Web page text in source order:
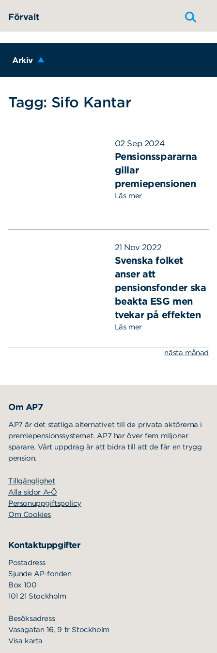
Förvalt
Arkiv
Tagg: Sifo Kantar
02 Sep 2024
Pensionsspararna
gillar
premiepensionen
Läs mer
21 Nov 2022
Svenska folket
anser att
pensionsfonder ska
beakta ESG men
tvekar på effekten
Läs mer
nästa månad
Om AP7
AP7 är det statliga alternativet till de privata aktörerna i
premiepensionssystemet. AP7 har över fem miljoner
sparare. Vårt uppdrag är att bidra till att de får en trygg
pension.
Tillgänglighet
Alla sidor A-Ö
Personuppgiftspolicy
Om Cookies
Kontaktuppgifter
Postadress
Sjunde AP-fonden
Box 100
101 21 Stockholm
Besöksadress
Vasagatan 16, 9 tr Stockholm
Visa karta